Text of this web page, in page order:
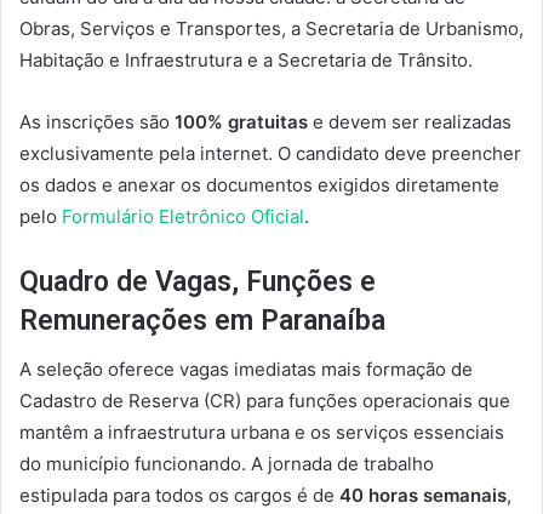
Obras, Serviços e Transportes, a Secretaria de Urbanismo,
Habitação e Infraestrutura e a Secretaria de Trânsito.
As inscrições são 100% gratuitas e devem ser realizadas
exclusivamente pela internet. O candidato deve preencher
os dados e anexar os documentos exigidos diretamente
pelo Formulário Eletrônico Oficial.
Quadro de Vagas, Funções e
Remunerações em Paranaíba
A seleção oferece vagas imediatas mais formação de
Cadastro de Reserva (CR) para funções operacionais que
mantêm a infraestrutura urbana e os serviços essenciais
do município funcionando. A jornada de trabalho
estipulada para todos os cargos é de 40 horas semanais,